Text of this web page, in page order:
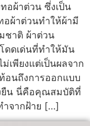
อผ้าต่วน ซึ่งเป็น
อผ้าต่วนทำให้ผ้ามี
ชาติ ผ้าต่วน
ดดเด่นที่ทำให้มัน
เพียงแต่เป็นผลจาก
อนถึงการออกแบบ
ยืน นี่คือคุณสมบัติที่
จากฝ้าย […]